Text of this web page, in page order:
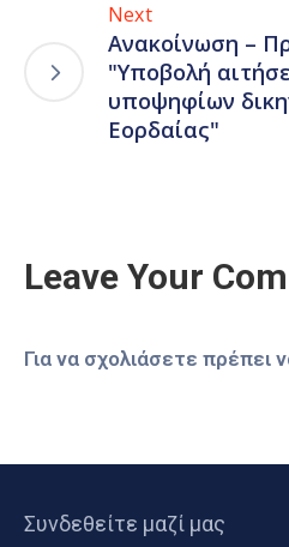
Next
Ανακοίνωση –
"Υποβολή
υποψηφίων
Εορδαίας"
Leave Your
Για να σχολιάσετε πρέπει
Συνδεθείτε μαζί μας